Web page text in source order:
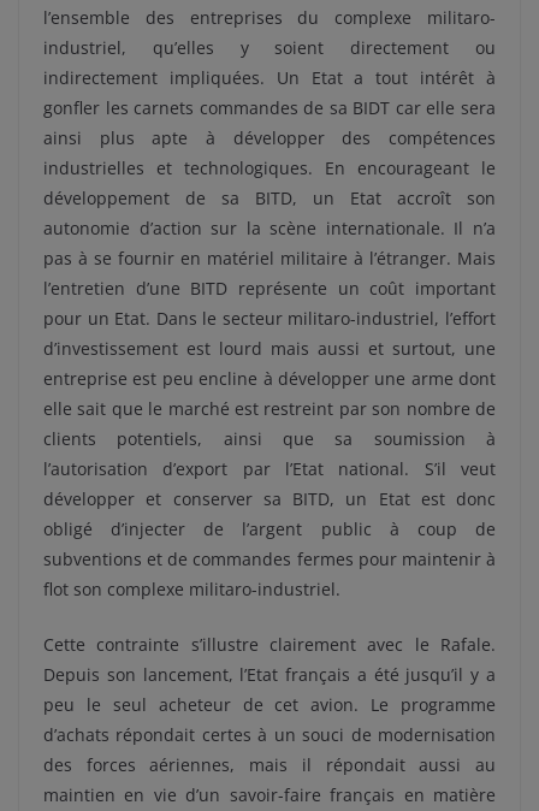
l’ensemble des entreprises du complexe militaro-
industriel, qu’elles y soient directement ou
indirectement impliquées. Un Etat a tout intérêt à
gonfler les carnets commandes de sa BIDT car elle sera
ainsi plus apte à développer des compétences
industrielles et technologiques. En encourageant le
développement de sa BITD, un Etat accroît son
autonomie d’action sur la scène internationale. Il n’a
pas à se fournir en matériel militaire à l’étranger. Mais
l’entretien d’une BITD représente un coût important
pour un Etat. Dans le secteur militaro-industriel, l’effort
d’investissement est lourd mais aussi et surtout, une
entreprise est peu encline à développer une arme dont
elle sait que le marché est restreint par son nombre de
clients potentiels, ainsi que sa soumission à
l’autorisation d’export par l’Etat national. S’il veut
développer et conserver sa BITD, un Etat est donc
obligé d’injecter de l’argent public à coup de
subventions et de commandes fermes pour maintenir à
flot son complexe militaro-industriel.
Cette contrainte s’illustre clairement avec le Rafale.
Depuis son lancement, l’Etat français a été jusqu’il y a
peu le seul acheteur de cet avion. Le programme
d’achats répondait certes à un souci de modernisation
des forces aériennes, mais il répondait aussi au
maintien en vie d’un savoir-faire français en matière